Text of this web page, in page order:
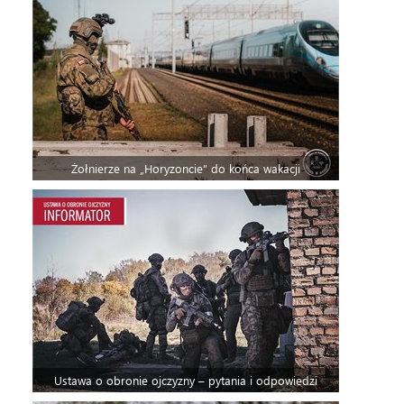
Żołnierze na „Horyzoncie” do końca wakacji
Ustawa o obronie ojczyzny – pytania i odpowiedzi